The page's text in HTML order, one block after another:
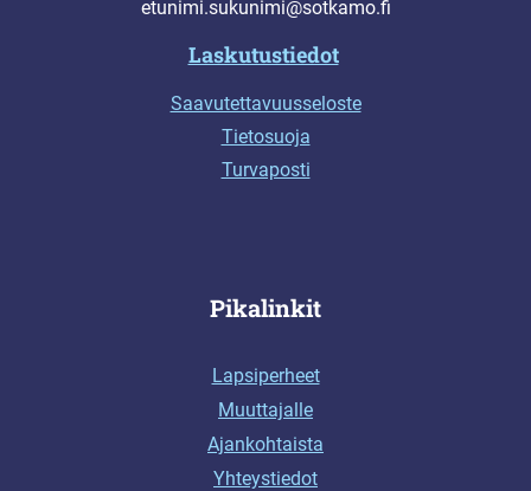
etunimi.sukunimi@sotkamo.fi
Laskutustiedot
Saavutettavuusseloste
Tietosuoja
Turvaposti
Pikalinkit
Lapsiperheet
Muuttajalle
Ajankohtaista
Yhteystiedot